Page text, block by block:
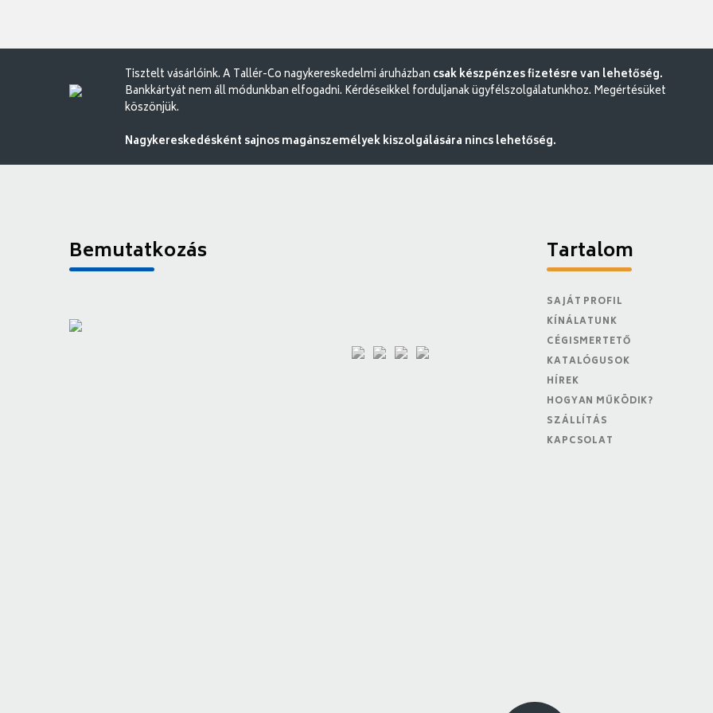
Tisztelt vásárlóink. A Tallér-Co nagykereskedelmi áruházban csak készpénzes fizetésre van lehetőség.
Bankkártyát nem áll módunkban elfogadni. Kérdéseikkel forduljanak ügyfélszolgálatunkhoz. Megértésüket
köszönjük.
Nagykereskedésként sajnos magánszemélyek kiszolgálására nincs lehetőség.
Bemutatkozás Tartalom
SAJÁT PROFIL
KÍNÁLATUNK
CÉGISMERTETŐ
KATALÓGUSOK
HÍREK
HOGYAN MŰKÖDIK?
SZÁLLÍTÁS
KAPCSOLAT